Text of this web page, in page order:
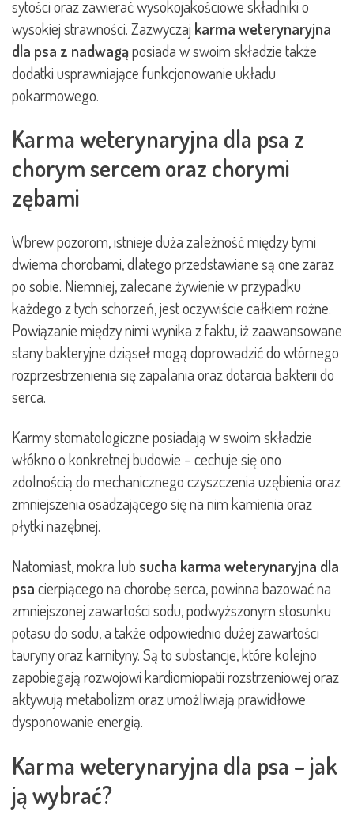
sytości oraz zawierać wysokojakościowe składniki o
wysokiej strawności. Zazwyczaj karma weterynaryjna
dla psa z nadwagąposiada w swoim składzie także
dodatki usprawniające funkcjonowanie układu
pokarmowego.
Karma weterynaryjna dla psa z
chorym sercem oraz chorymi
zębami
Wbrew pozorom, istnieje duża zależność między tymi
dwiema chorobami, dlatego przedstawiane są one zaraz
po sobie. Niemniej, zalecane żywienie w przypadku
każdego z tych schorzeń, jest oczywiście całkiem rożne.
Powiązanie między nimi wynika z faktu, iż zaawansowane
stany bakteryjne dziąseł mogą doprowadzić do wtórnego
rozprzestrzenienia się zapalania oraz dotarcia bakterii do
serca.
Karmy stomatologiczne posiadają w swoim składzie
włókno o konkretnej budowie – cechuje się ono
zdolnością do mechanicznego czyszczenia uzębienia oraz
zmniejszenia osadzającego się na nim kamienia oraz
płytki nazębnej.
Natomiast, mokra lub sucha karma weterynaryjna dla
psacierpiącego na chorobę serca, powinna bazować na
zmniejszonej zawartości sodu, podwyższonym stosunku
potasu do sodu, a także odpowiednio dużej zawartości
tauryny oraz karnityny. Są to substancje, które kolejno
zapobiegają rozwojowi kardiomiopatii rozstrzeniowej oraz
aktywują metabolizm oraz umożliwiają prawidłowe
dysponowanie energią.
Karma weterynaryjna dla psa – jak
ją wybrać?